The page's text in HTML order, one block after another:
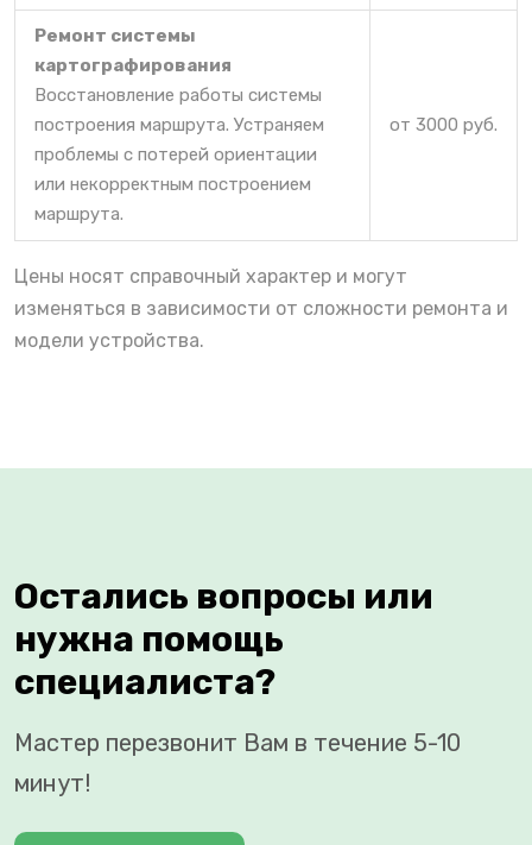
Ремонт системы
картографирования
Восстановление работы системы
построения маршрута. Устраняем
проблемы с потерей ориентации
или некорректным построением
маршрута.
от 3000 руб.
Цены носят справочный характер и могут
изменяться в зависимости от сложности ремонта и
модели устройства.
Остались вопросы или
нужна помощь
специалиста?
Мастер перезвонит Вам в течение 5-10
минут!